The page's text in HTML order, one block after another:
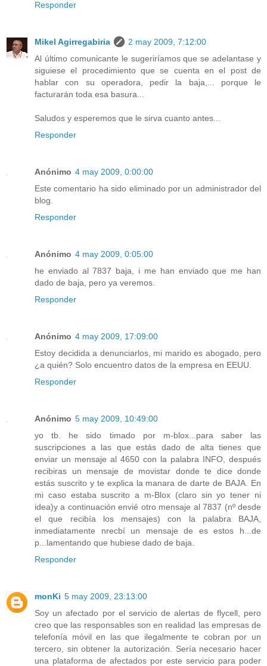
Responder
Mikel Agirregabiria
2 may 2009, 7:12:00
Al último comunicante le sugeriríamos que se adelantase y
siguiese el procedimiento que se cuenta en el post de
hablar con su operadora, pedir la baja,... porque le
facturarán toda esa basura...
Saludos y esperemos que le sirva cuanto antes...
Responder
Anónimo 4 may 2009, 0:00:00
Este comentario ha sido eliminado por un administrador del
blog.
Responder
Anónimo 4 may 2009, 0:05:00
he enviado al 7837 baja, i me han enviado que me han
dado de baja, pero ya veremos.
Responder
Anónimo 4 may 2009, 17:09:00
Estoy decidida a denunciarlos, mi marido es abogado, pero
¿a quién? Solo encuentro datos de la empresa en EEUU.
Responder
Anónimo 5 may 2009, 10:49:00
yo tb. he sido timado por m-blox...para saber las
suscripciones a las que estás dado de alta tienes que
enviar un mensaje al 4650 con la palabra INFO, después
recibiras un mensaje de movistar donde te dice donde
estás suscrito y te explica la manara de darte de BAJA. En
mi caso estaba suscrito a m-Blox (claro sin yo tener ni
idea)y a continuación envié otro mensaje al 7837 (nº desde
el que recibía los mensajes) con la palabra BAJA,
inmediatamente nrecbí un mensaje de es estos h...de
p...lamentando que hubiese dado de baja.
Responder
monKi 5 may 2009, 23:13:00
Soy un afectado por el servicio de alertas de flycell, pero
creo que las responsables son en realidad las empresas de
telefonía móvil en las que ilegalmente te cobran por un
tercero, sin obtener la autorización. Sería necesario hacer
una plataforma de afectados por este servicio para poder